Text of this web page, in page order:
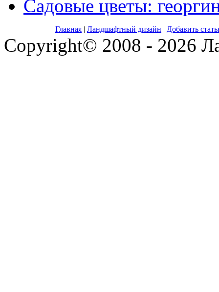
Садовые цветы:
Главная | Ландшафтный дизайн | Добавить
Copyright© 2008 - 2026